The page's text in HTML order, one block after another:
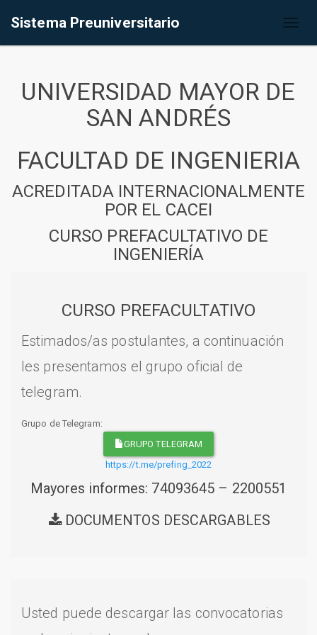
Sistema Preuniversitario
UNIVERSIDAD MAYOR DE
SAN ANDRÉS
FACULTAD DE INGENIERIA
ACREDITADA INTERNACIONALMENTE
POR EL CACEI
CURSO PREFACULTATIVO DE
INGENIERÍA
CURSO PREFACULTATIVO
Estimados/as postulantes, a continuación
les presentamos el grupo oficial de
telegram.
Grupo de Telegram:
GRUPO TELEGRAM
https://t.me/prefing_2022
Mayores informes: 74093645 – 2200551
DOCUMENTOS DESCARGABLES
Usted puede descargar las convocatorias